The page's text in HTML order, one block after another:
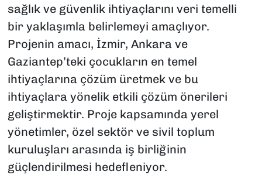
sağlık ve güvenlik ihtiyaçlarını veri temelli
bir yaklaşımla belirlemeyi amaçlıyor.
Projenin amacı, İzmir, Ankara ve
Gaziantep’teki çocukların en temel
ihtiyaçlarına çözüm üretmek ve bu
ihtiyaçlara yönelik etkili çözüm önerileri
geliştirmektir. Proje kapsamında yerel
yönetimler, özel sektör ve sivil toplum
kuruluşları arasında iş birliğinin
güçlendirilmesi hedefleniyor.